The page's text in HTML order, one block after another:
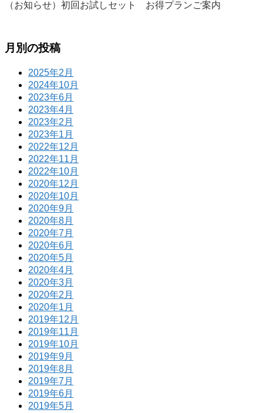
（お知らせ）初回お試しセット お得プランご案内
月別の投稿
2025年2月
2024年10月
2023年6月
2023年4月
2023年2月
2023年1月
2022年12月
2022年11月
2022年10月
2020年12月
2020年10月
2020年9月
2020年8月
2020年7月
2020年6月
2020年5月
2020年4月
2020年3月
2020年2月
2020年1月
2019年12月
2019年11月
2019年10月
2019年9月
2019年8月
2019年7月
2019年6月
2019年5月